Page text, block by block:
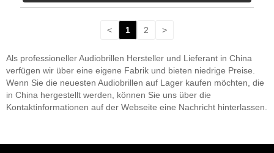
< 1 2 >
Als professioneller Audiobrillen Hersteller und Lieferant in China
verfügen wir über eine eigene Fabrik und bieten niedrige Preise.
Wenn Sie die neuesten Audiobrillen auf Lager kaufen möchten, die
in China hergestellt werden, können Sie uns über die
Kontaktinformationen auf der Webseite eine Nachricht hinterlassen.